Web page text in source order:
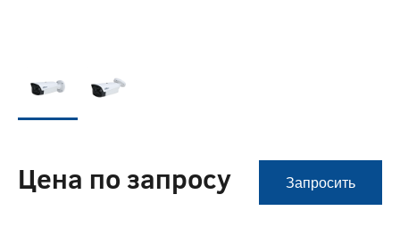
Цена по запросу Запросить